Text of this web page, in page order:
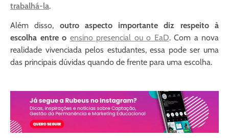
trabalhá-la.
Além disso, outro aspecto importante diz respeito à
escolha entre o ensino presencial ou o EaD. Com a nova
realidade vivenciada pelos estudantes, essa pode ser uma
das principais dúvidas quando de frente para uma escolha.